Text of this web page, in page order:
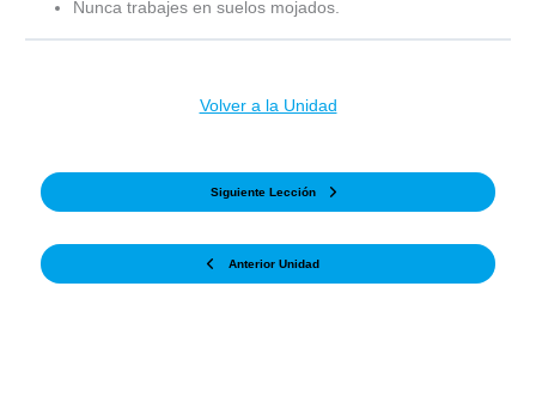
Nunca trabajes en suelos mojados.
Anterior Unidad
Volver a la Unidad
Siguiente Lección